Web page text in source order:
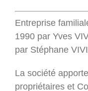
Entreprise
1990 par Yves
par Stéphane
La société
propriétaires et